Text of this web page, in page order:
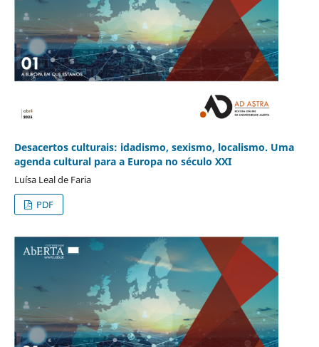
Desacertos culturais: idadismo, sexismo, localismo. Uma
agenda cultural para a Europa no século XXI
Luísa Leal de Faria
PDF